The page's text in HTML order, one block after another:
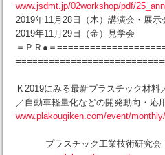
www.jsdmt.jp/02workshop/pdf/
2019年11月28日（木）講演会・展示
2019年11月29日（金）見学会
＝ＰＲ●＝
Ｋ2019にみる最新プラスチック材料
／自動車軽量化などの開発動向・応
www.plakougiken.com/event/
プラスチック工業技術研究会